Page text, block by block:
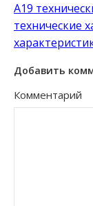
A19
технические
Добавить
Комментарий